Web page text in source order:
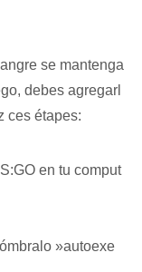
se mantenga
debes⁤ agregarl
ces étapes:
en tu comput
⁢»autoexe